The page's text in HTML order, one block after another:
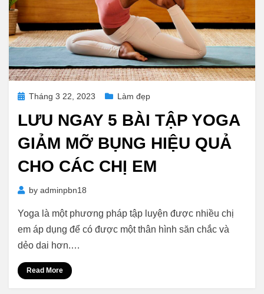
Posted
Tháng 3 22, 2023 Làm đẹp
LƯU NGAY 5 BÀI TẬP YOGA
GIẢM MỠ BỤNG HIỆU QUẢ
CHO CÁC CHỊ EM
by adminpbn18
Yoga là một phương pháp tập luyện được nhiều chị
em áp dụng để có được một thân hình săn chắc và
dẻo dai hơn.…
Read More